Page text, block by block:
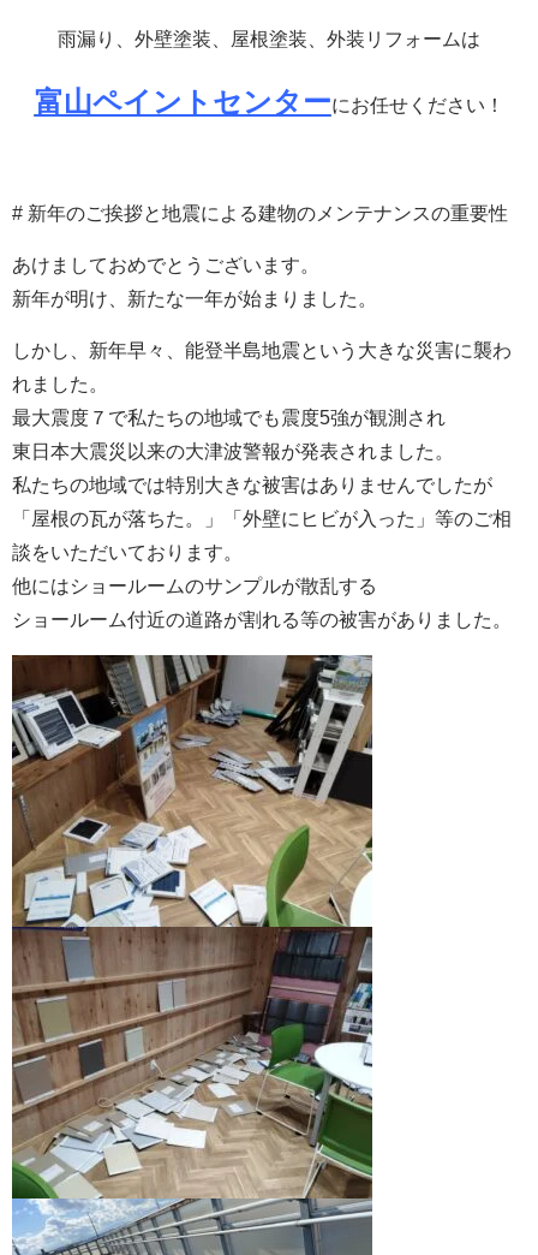
雨漏り、外壁塗装、屋根塗装、外装リフォームは
富山ペイントセンターにお任せください！
# 新年のご挨拶と地震による建物のメンテナンスの重要性
あけましておめでとうございます。
新年が明け、新たな一年が始まりました。
しかし、新年早々、能登半島地震という大きな災害に襲わ
れました。
最大震度７で私たちの地域でも震度5強が観測され
東日本大震災以来の大津波警報が発表されました。
私たちの地域では特別大きな被害はありませんでしたが
「屋根の瓦が落ちた。」「外壁にヒビが入った」等のご相
談をいただいております。
他にはショールームのサンプルが散乱する
ショールーム付近の道路が割れる等の被害がありました。